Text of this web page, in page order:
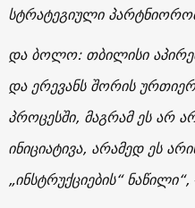
სტრატეგიული
და ბოლო: თბილისი
და ერევანს შორის
პროცესში, მაგრამ ეს არ
ინიციატივა, არამედ ეს
„ინსტრუქციების“ ნაწილი“,